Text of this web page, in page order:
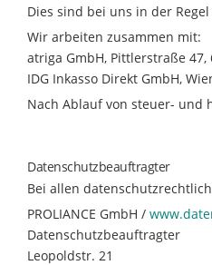
Dies sind bei uns in der
Wir arbeiten zusammen mit:
atriga GmbH, Pittlerstraße 47,
IDG Inkasso Direkt GmbH,
Nach Ablauf von steuer- und
Datenschutzbeauftragter
Bei allen
PROLIANCE GmbH /
Datenschutzbeauftragter
Leopoldstr. 21